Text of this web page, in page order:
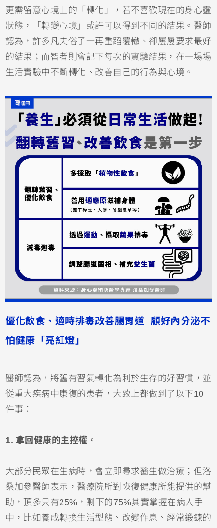
更需留意心境上的「轉化」，若不喜歡現在的身心靈
狀態，「轉變心境」或許可以得到不同的結果。醫師
認為，許多凡夫俗子一再重蹈覆轍、卻屢屢要求最好
的結果；而智者則會記下每次的實驗結果，在一場場
生活實驗中不斷轉化、改善自己的行為與心境。
優化飲食、適時排毒改善腸胃道 顧好內分泌不
怕健康「亮紅燈」
醫師認為，將舊有習氣轉化為利於生存的好習慣，並
從重大疾病中康復的患者，大致上都做到了以下10
件事：
1. 拿回健康的主控權。
大部分民眾在生病時，會立即尋求醫生做治療；但洛
桑加參醫師表示，醫療院所對恢復健康所能提供的幫
助，頂多只有25%，剩下的75%其實掌握在病人手
中，比如養成轉換生活型態、改變作息、經常鍛鍊的